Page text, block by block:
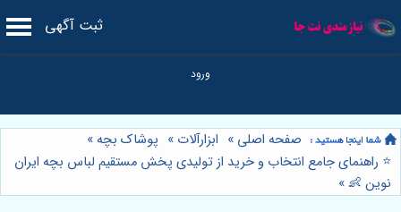
ثبت آگهی
صفحه اصلی » ابزارآلات » پوشاک بچه»
⭐️ راهنمای جامع انتخاب و خرید از تولیدی پخش مستقیم لباس بچه ایران
نوین 👶 »